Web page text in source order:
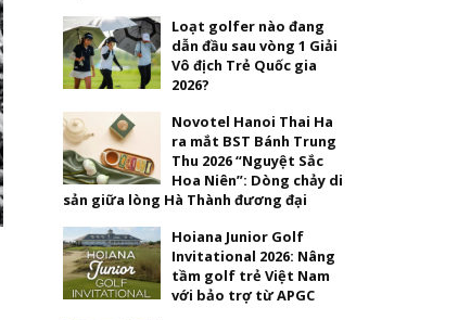
Loạt golfer nào đang
dẫn đầu sau vòng 1 Giải
Vô địch Trẻ Quốc gia
2026?
Novotel Hanoi Thai Ha
ra mắt BST Bánh Trung
Thu 2026 “Nguyệt Sắc
Hoa Niên”: Dòng chảy di
sản giữa lòng Hà Thành đương đại
Hoiana Junior Golf
Invitational 2026: Nâng
tầm golf trẻ Việt Nam
với bảo trợ từ APGC